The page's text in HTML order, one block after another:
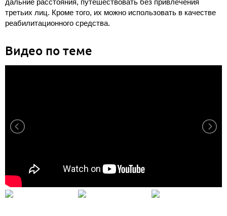
дальние расстояния, путешествовать без привлечения
третьих лиц. Кроме того, их можно использовать в качестве
реабилитационного средства.
Видео по теме